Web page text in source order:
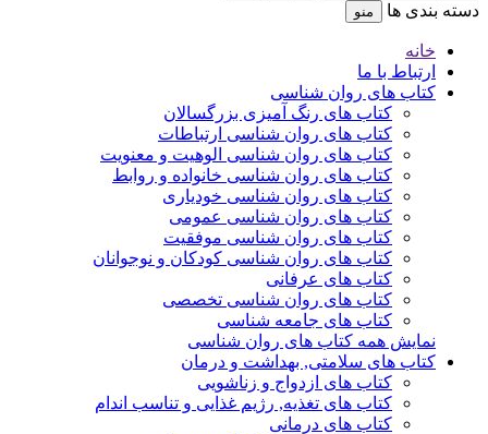
دسته بندی ها منو
خانه
ارتباط با ما
کتاب های روان شناسی
کتاب های رنگ آمیزی بزرگسالان
کتاب های روان شناسی ارتباطات
کتاب های روان شناسی الوهیت و معنویت
کتاب های روان شناسی خانواده و روابط
کتاب های روان شناسی خودیاری
کتاب های روان شناسی عمومی
کتاب های روان شناسی موفقیت
کتاب های روان شناسی کودکان و نوجوانان
کتاب های عرفانی
کتاب های روان شناسی تخصصی
کتاب های جامعه شناسی
نمایش همه کتاب های روان شناسی
کتاب های سلامتی, بهداشت و درمان
کتاب های ازدواج و زناشویی
کتاب های تغذیه, رژیم غذایی و تناسب اندام
کتاب های درمانی